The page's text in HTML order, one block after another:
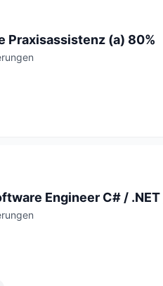
Praxisassistenz (a) 80%